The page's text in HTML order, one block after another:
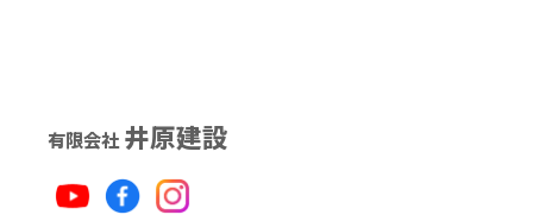
有限会社 井原建設